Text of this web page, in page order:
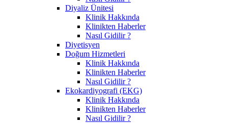
Diyaliz Ünitesi
Klinik Hakkında
Klinikten Haberler
Nasıl Gidilir ?
Diyetisyen
Doğum Hizmetleri
Klinik Hakkında
Klinikten Haberler
Nasıl Gidilir ?
Ekokardiyografi (EKG)
Klinik Hakkında
Klinikten Haberler
Nasıl Gidilir ?